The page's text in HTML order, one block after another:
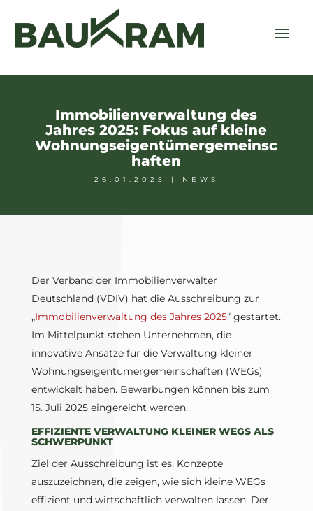
Immobilienverwaltung des
Jahres 2025: Fokus auf kleine
Wohnungseigentümergemeinsc
haften
26.01.2025 | NEWS
Der Verband der Immobilienverwalter
Deutschland (VDIV) hat die Ausschreibung zur
„Immobilienverwaltung des Jahres 2025“ gestartet.
Im Mittelpunkt stehen Unternehmen, die
innovative Ansätze für die Verwaltung kleiner
Wohnungseigentümergemeinschaften (WEGs)
entwickelt haben. Bewerbungen können bis zum
15. Juli 2025 eingereicht werden.
EFFIZIENTE VERWALTUNG KLEINER WEGS ALS
SCHWERPUNKT
Ziel der Ausschreibung ist es, Konzepte
auszuzeichnen, die zeigen, wie sich kleine WEGs
effizient und wirtschaftlich verwalten lassen. Der